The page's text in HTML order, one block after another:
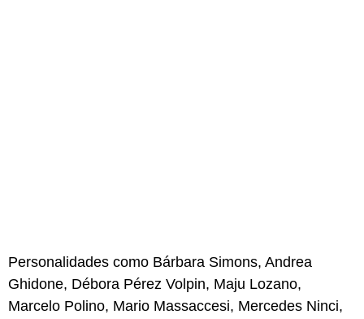
Personalidades como Bárbara Simons, Andrea
Ghidone, Débora Pérez Volpin, Maju Lozano,
Marcelo Polino, Mario Massaccesi, Mercedes Ninci,